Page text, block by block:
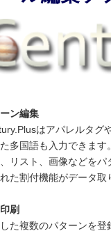
ン編集
はアパレルタグ
多国語も入力できま
リスト、画像などを
た割付機能がデータ取
刷
た複数のパターンを